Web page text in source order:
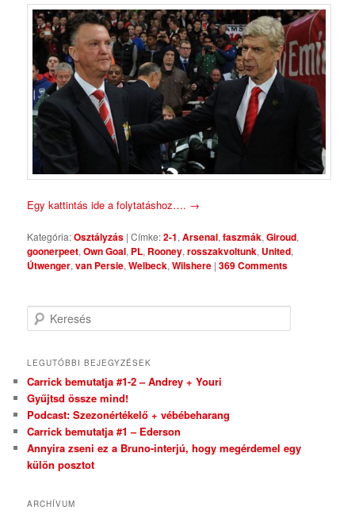
Egy kattintás ide a folytatáshoz…. →
Kategória:Osztályzás |Címke:2-1,Arsenal,faszmák,Giroud,
goonerpeet,Own Goal, PL, Rooney,rosszakvoltunk, United,
Útwenger,van Persie,Welbeck,Wilshere |369 Comments
Keresés
LEGUTÓBBI BEJEGYZÉSEK
Carrick bemutatja #1-2 – Andrey + Youri
Gyűjtsd össze mind!
Podcast: Szezonértékelő + vébébeharang
Carrick bemutatja #1 – Ederson
Annyira zseni ez a Bruno-interjú, hogy megérdemel egy
külön posztot
ARCHÍVUM